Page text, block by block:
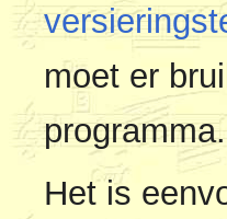
moet er
programma.
Het is